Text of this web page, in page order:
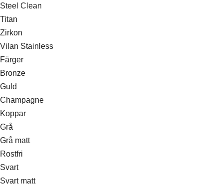
Steel Clean
Titan
Zirkon
Vilan Stainless
Färger
Bronze
Guld
Champagne
Koppar
Grå
Grå matt
Rostfri
Svart
Svart matt